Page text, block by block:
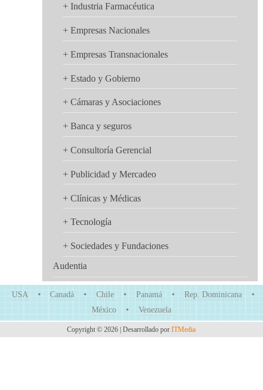
Contáctenos+ Industria Farmacéutica
+ Empresas Nacionales
+ Empresas Transnacionales
+ Estado y Gobierno
+ Cámaras y Asociaciones
+ Banca y seguros
+ Consultoría Gerencial
+ Publicidad y Mercadeo
+ Clínicas y Médicas
+ Tecnología
+ Sociedades y Fundaciones
Audentia
USA Canadá Chile Panamá
Rep. Dominicana
México
Venezuela
Copyright © 2026 | Desarrollado porITMedia